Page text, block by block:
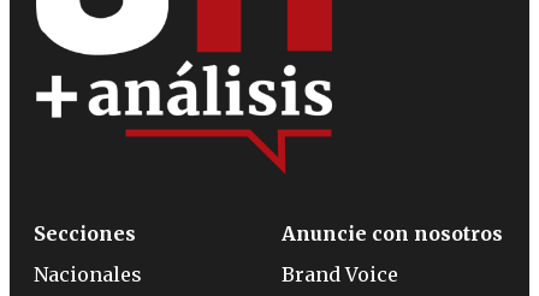
Secciones
Nacionales
Anuncie con nosotros
Brand Voice